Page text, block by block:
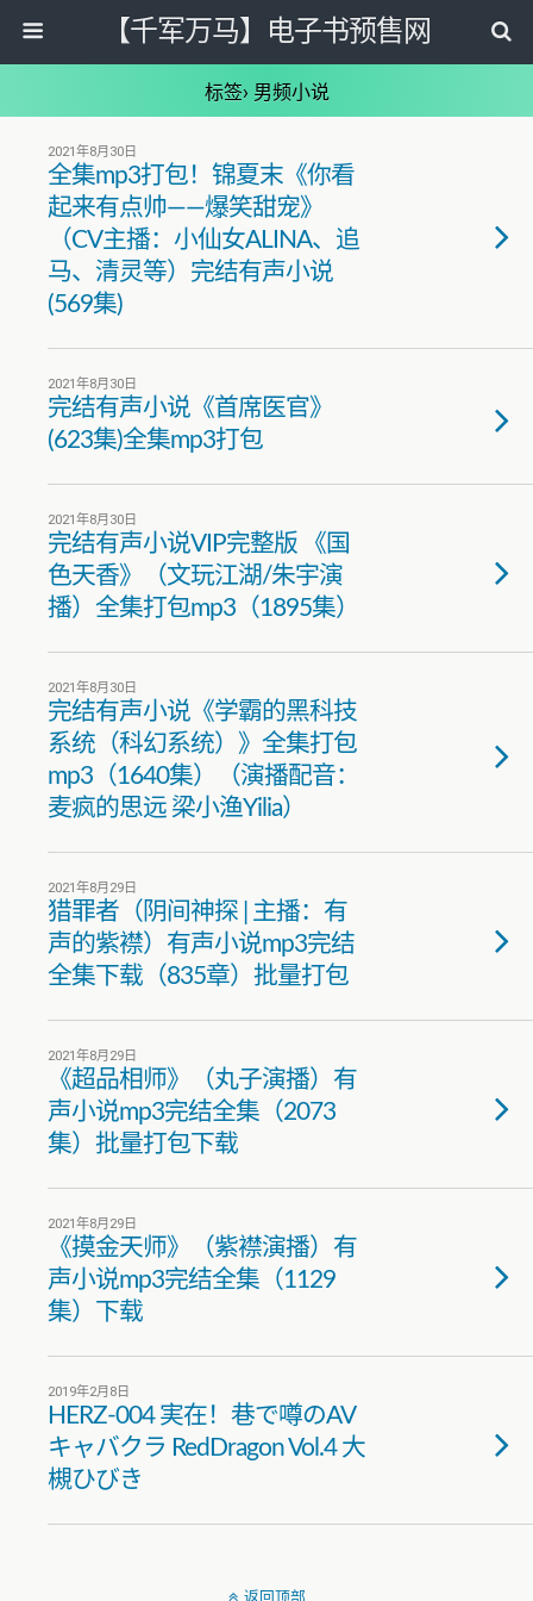
【千军万马】电子书预售网
标签› 男频小说
2021年8月30日
全集mp3打包！锦夏末《你看
起来有点帅——爆笑甜宠》
（CV主播：小仙女ALINA、追
马、清灵等）完结有声小说
(569集)
2021年8月30日
完结有声小说《首席医官》
(623集)全集mp3打包
2021年8月30日
完结有声小说VIP完整版 《国
色天香》（文玩江湖/朱宇演
播）全集打包mp3（1895集）
2021年8月30日
完结有声小说《学霸的黑科技
系统（科幻系统）》全集打包
mp3（1640集）（演播配音：
麦疯的思远 梁小渔Yilia）
2021年8月29日
猎罪者（阴间神探 | 主播：有
声的紫襟）有声小说mp3完结
全集下载（835章）批量打包
2021年8月29日
《超品相师》（丸子演播）有
声小说mp3完结全集（2073
集）批量打包下载
2021年8月29日
《摸金天师》（紫襟演播）有
声小说mp3完结全集（1129
集）下载
2019年2月8日
HERZ-004 実在！巷で噂のAV
キャバクラ RedDragon Vol.4 大
槻ひびき
返回顶部